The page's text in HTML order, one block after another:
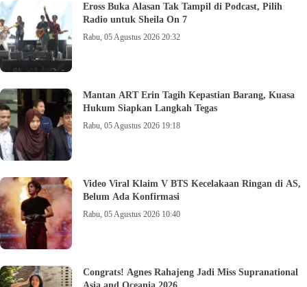
Eross Buka Alasan Tak Tampil di Podcast, Pilih
Radio untuk Sheila On 7
Rabu, 05 Agustus 2026 20:32
Mantan ART Erin Tagih Kepastian Barang, Kuasa
Hukum Siapkan Langkah Tegas
Rabu, 05 Agustus 2026 19:18
Video Viral Klaim V BTS Kecelakaan Ringan di AS,
Belum Ada Konfirmasi
Rabu, 05 Agustus 2026 10:40
Congrats! Agnes Rahajeng Jadi Miss Supranational